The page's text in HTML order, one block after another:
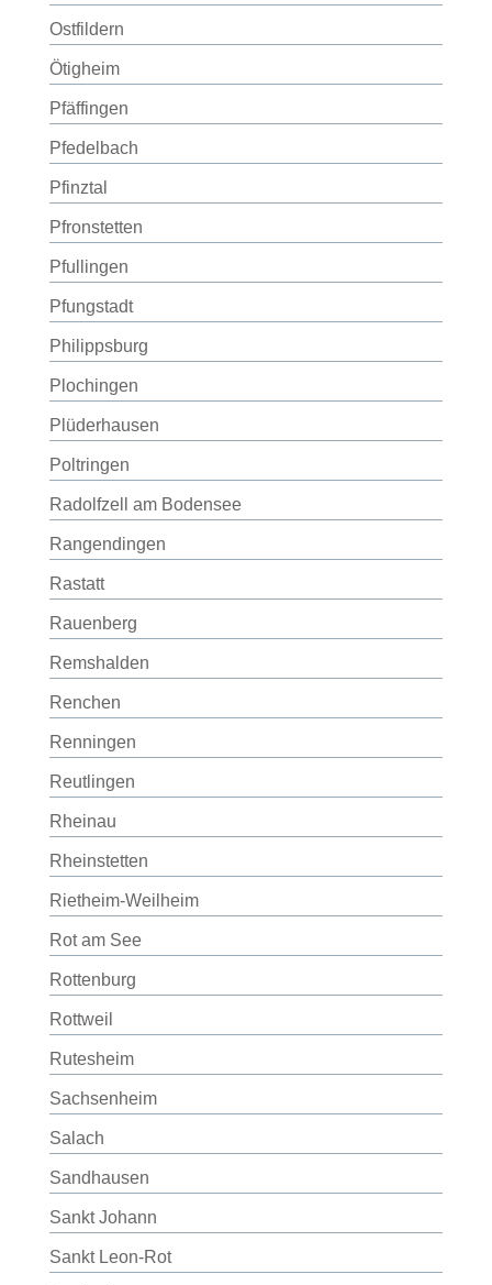
Ostfildern
Ötigheim
Pfäffingen
Pfedelbach
Pfinztal
Pfronstetten
Pfullingen
Pfungstadt
Philippsburg
Plochingen
Plüderhausen
Poltringen
Radolfzell am Bodensee
Rangendingen
Rastatt
Rauenberg
Remshalden
Renchen
Renningen
Reutlingen
Rheinau
Rheinstetten
Rietheim-Weilheim
Rot am See
Rottenburg
Rottweil
Rutesheim
Sachsenheim
Salach
Sandhausen
Sankt Johann
Sankt Leon-Rot